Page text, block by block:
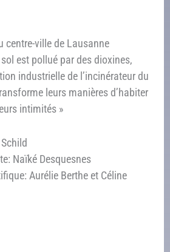
centre-ville de Lausanne
est pollué par des dioxines,
industrielle de l’incinérateur du
leurs manières d’habiter
intimités »
Naïké Desquesnes
Aurélie Berthe et Céline